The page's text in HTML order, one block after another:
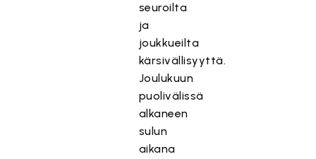
seuroilta
ja
joukkueilta
kärsivällisyyttä.
Joulukuun
puolivälissä
alkaneen
sulun
aikana